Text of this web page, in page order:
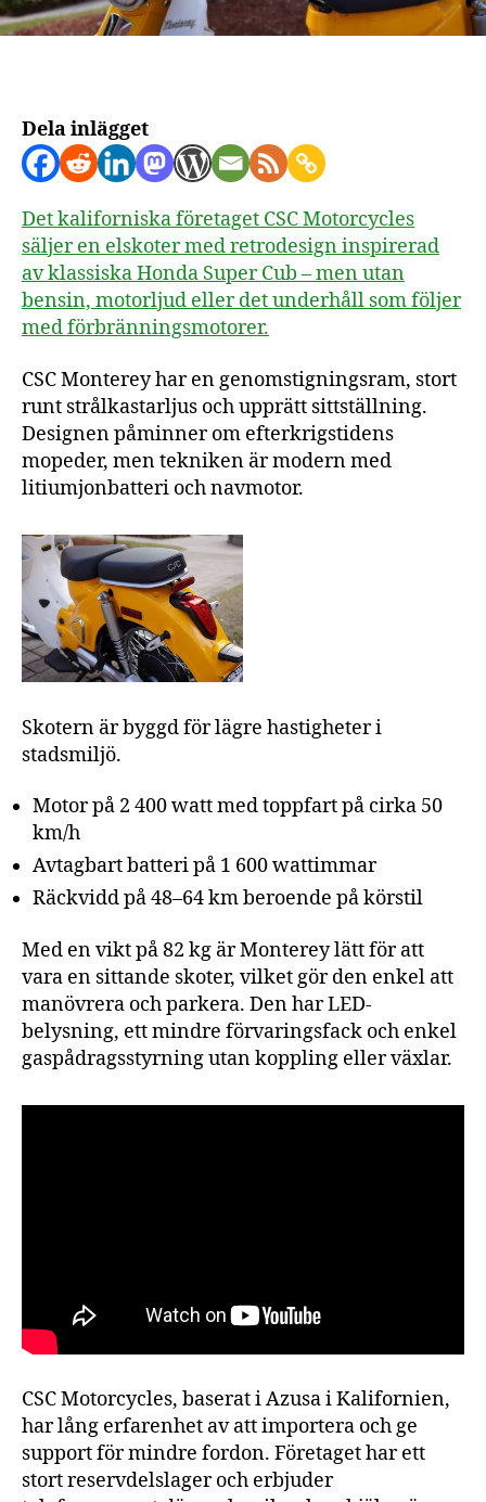
Dela inlägget
Det kaliforniska företaget CSC Motorcycles
säljer en elskoter med retrodesign inspirerad
av klassiska Honda Super Cub – men utan
bensin, motorljud eller det underhåll som följer
med förbränningsmotorer.
CSC Monterey har en genomstigningsram, stort
runt strålkastarljus och upprätt sittställning.
Designen påminner om efterkrigstidens
mopeder, men tekniken är modern med
litiumjonbatteri och navmotor.
Skotern är byggd för lägre hastigheter i
stadsmiljö.
Motor på 2 400 watt med toppfart på cirka 50
km/h
Avtagbart batteri på 1 600 wattimmar
Räckvidd på 48–64 km beroende på körstil
Med en vikt på 82 kg är Monterey lätt för att
vara en sittande skoter, vilket gör den enkel att
manövrera och parkera. Den har LED-
belysning, ett mindre förvaringsfack och enkel
gaspådragsstyrning utan koppling eller växlar.
CSC Motorcycles, baserat i Azusa i Kalifornien,
har lång erfarenhet av att importera och ge
support för mindre fordon. Företaget har ett
stort reservdelslager och erbjuder